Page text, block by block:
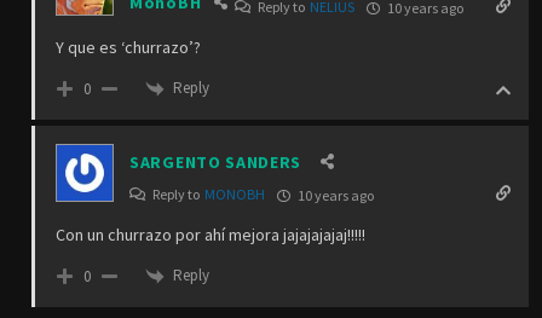
Reply to NELIUS 10 years ago
Y que es ‘churrazo’?
0 Reply
SARGENTO SANDERS
Reply to MONOBH 10 years ago
Con un churrazo por ahí mejora jajajajajaj!!!!!
0 Reply